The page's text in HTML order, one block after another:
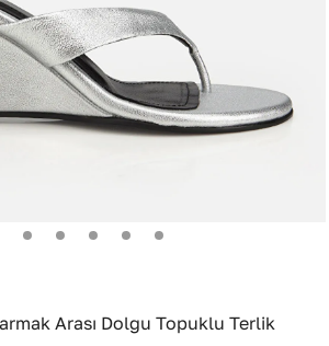
Arası Dolgu Topuklu Terlik